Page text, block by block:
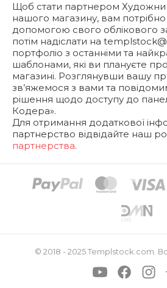
Щоб стати партнером
нашого магазину, вам потрібно
допомогою свого облікового
потім надіслати на
портфоліо з останніми та
шаблонами, які ви плануєте
магазині. Розглянувши вашу
зв’яжемося з вами та
рішення щодо доступу до
Кодера».
Для отримання додаткової
партнерство відвідайте наш
партнерства.
© 2018 - 2025Templstock.com .